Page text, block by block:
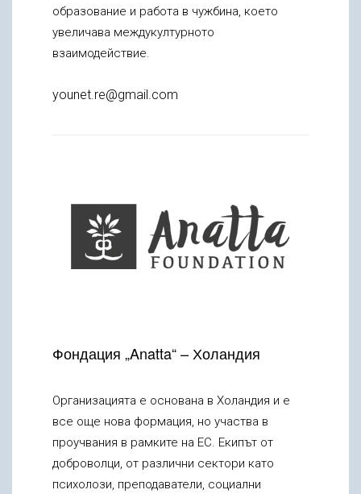
образование и работа в чужбина, което
увеличава междукултурното
взаимодействие.
younet.re@gmail.com
Фондация „Anatta“ – Холандия
Организацията е основана в Холандия и е
все още нова формация, но участва в
проучвания в рамките на ЕС. Екипът от
доброволци, от различни сектори като
психолози, преподаватели, социални